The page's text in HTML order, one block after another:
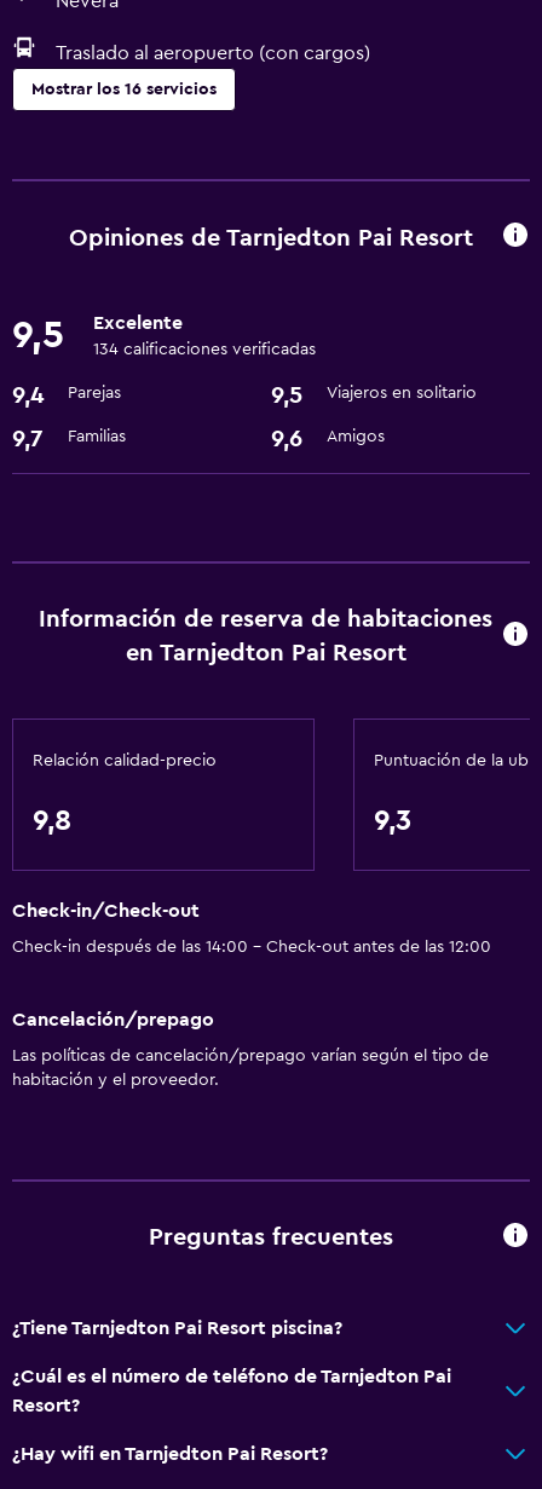
Traslado al aeropuerto (con cargos)
Mostrar los 16 servicios
Traslado al aeropuerto (con cargos)
Servicios básicos
Wifi disponible en todas las instalaciones
Internet
Aire libre
Jardín
Comedor
Nevera
Servicios y facilidades
Ideal para familias
Parque infantil
Opiniones de Tarnjedton Pai Resort
9,5 Excelente
134 calificaciones verificadas
9,4 Parejas 9,5 Viajeros en solitario
9,7 Familias 9,6 Amigos
Información de reserva de habitaciones
en Tarnjedton Pai Resort
Relación calidad-precio
9,8
Puntuación de la
9,3
Check-in/Check-out
Check-in después de las 14:00 - Check-out antes de las 12:00
Cancelación/prepago
Las políticas de cancelación/prepago varían según el tipo de
habitación y el proveedor.
Preguntas frecuentes
¿Tiene Tarnjedton Pai Resort piscina?
¿Cuál es el número de teléfono de Tarnjedton Pai
Resort?
¿Hay wifi en Tarnjedton Pai Resort?